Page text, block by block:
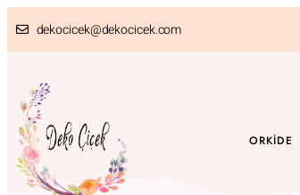
dekocicek@dekocicek.com
ORKIDE